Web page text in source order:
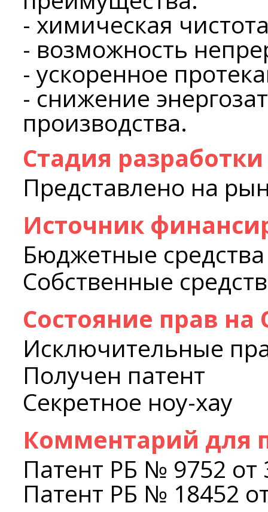
- химическая
- возможность
- ускоренное
- снижение
производства.
Стадия разработки
Представлено на
Источник
Бюджетные средства
Собственные
Состояние прав на
Исключительные
Получен патент
Секретное ноу-хау
Комментарий для
Патент РБ № 9752 от
Патент РБ № 18452